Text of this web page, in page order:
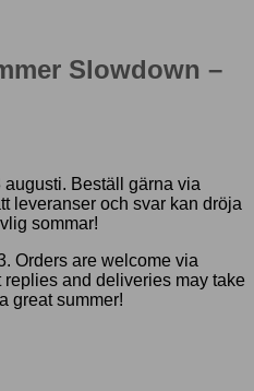
Slowdown –
Beställ gärna via
leveranser och svar kan dröja
sommar!
Orders are welcome via
and deliveries may take
great summer!